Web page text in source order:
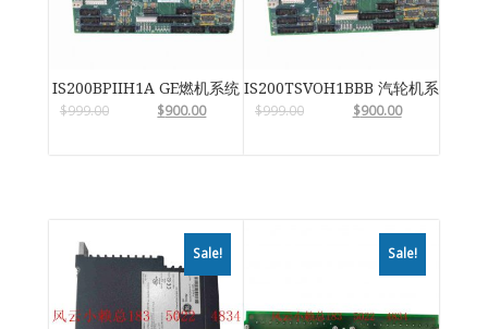
IS200BPIIH1A GE燃机系统
$999.00 $900.00
IS200TSVOH1BBB 汽轮机系统卡件
$999.00 $900.00
Sale! Sale!